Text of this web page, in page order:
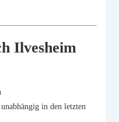
Ilvesheim
in den letzten